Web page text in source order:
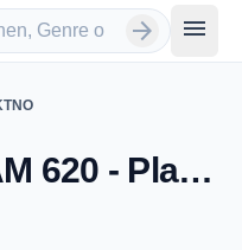
arrow_forward menu
DKTNO - AM 620 - Plano, TX